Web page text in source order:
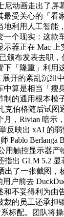
动画走出了屏
最受关心的「
利用人工智能
一个现实：这
器正在 Mac
颁布发表去职，
下「隆重」利用
开的紊乱沉组
算是相当「瘦
的通用根本模
克伯格随后试
，Rivian 暗示
举反映出 xAI 的
Pablo
用触控显示器
指出 GLM 5.2
出了一张截图
户前去
不妥得利为由
的员工还承担
标配。团队将